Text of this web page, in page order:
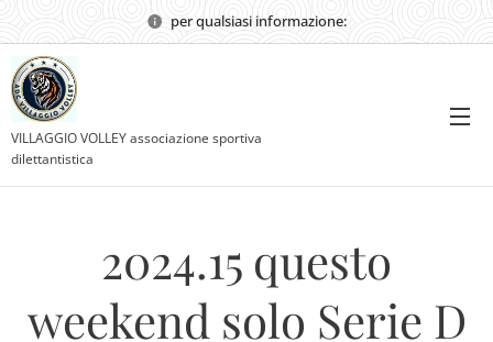
per qualsiasi informazione:
VILLAGGIO VOLLEY associazione sportiva
dilettantistica
2024.15 questo
weekend solo Serie D